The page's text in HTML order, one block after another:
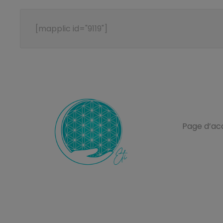
[mapplic id="9119"]
Page